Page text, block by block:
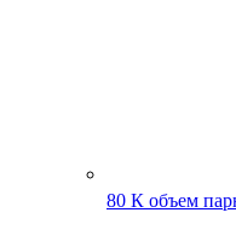
80 К объем